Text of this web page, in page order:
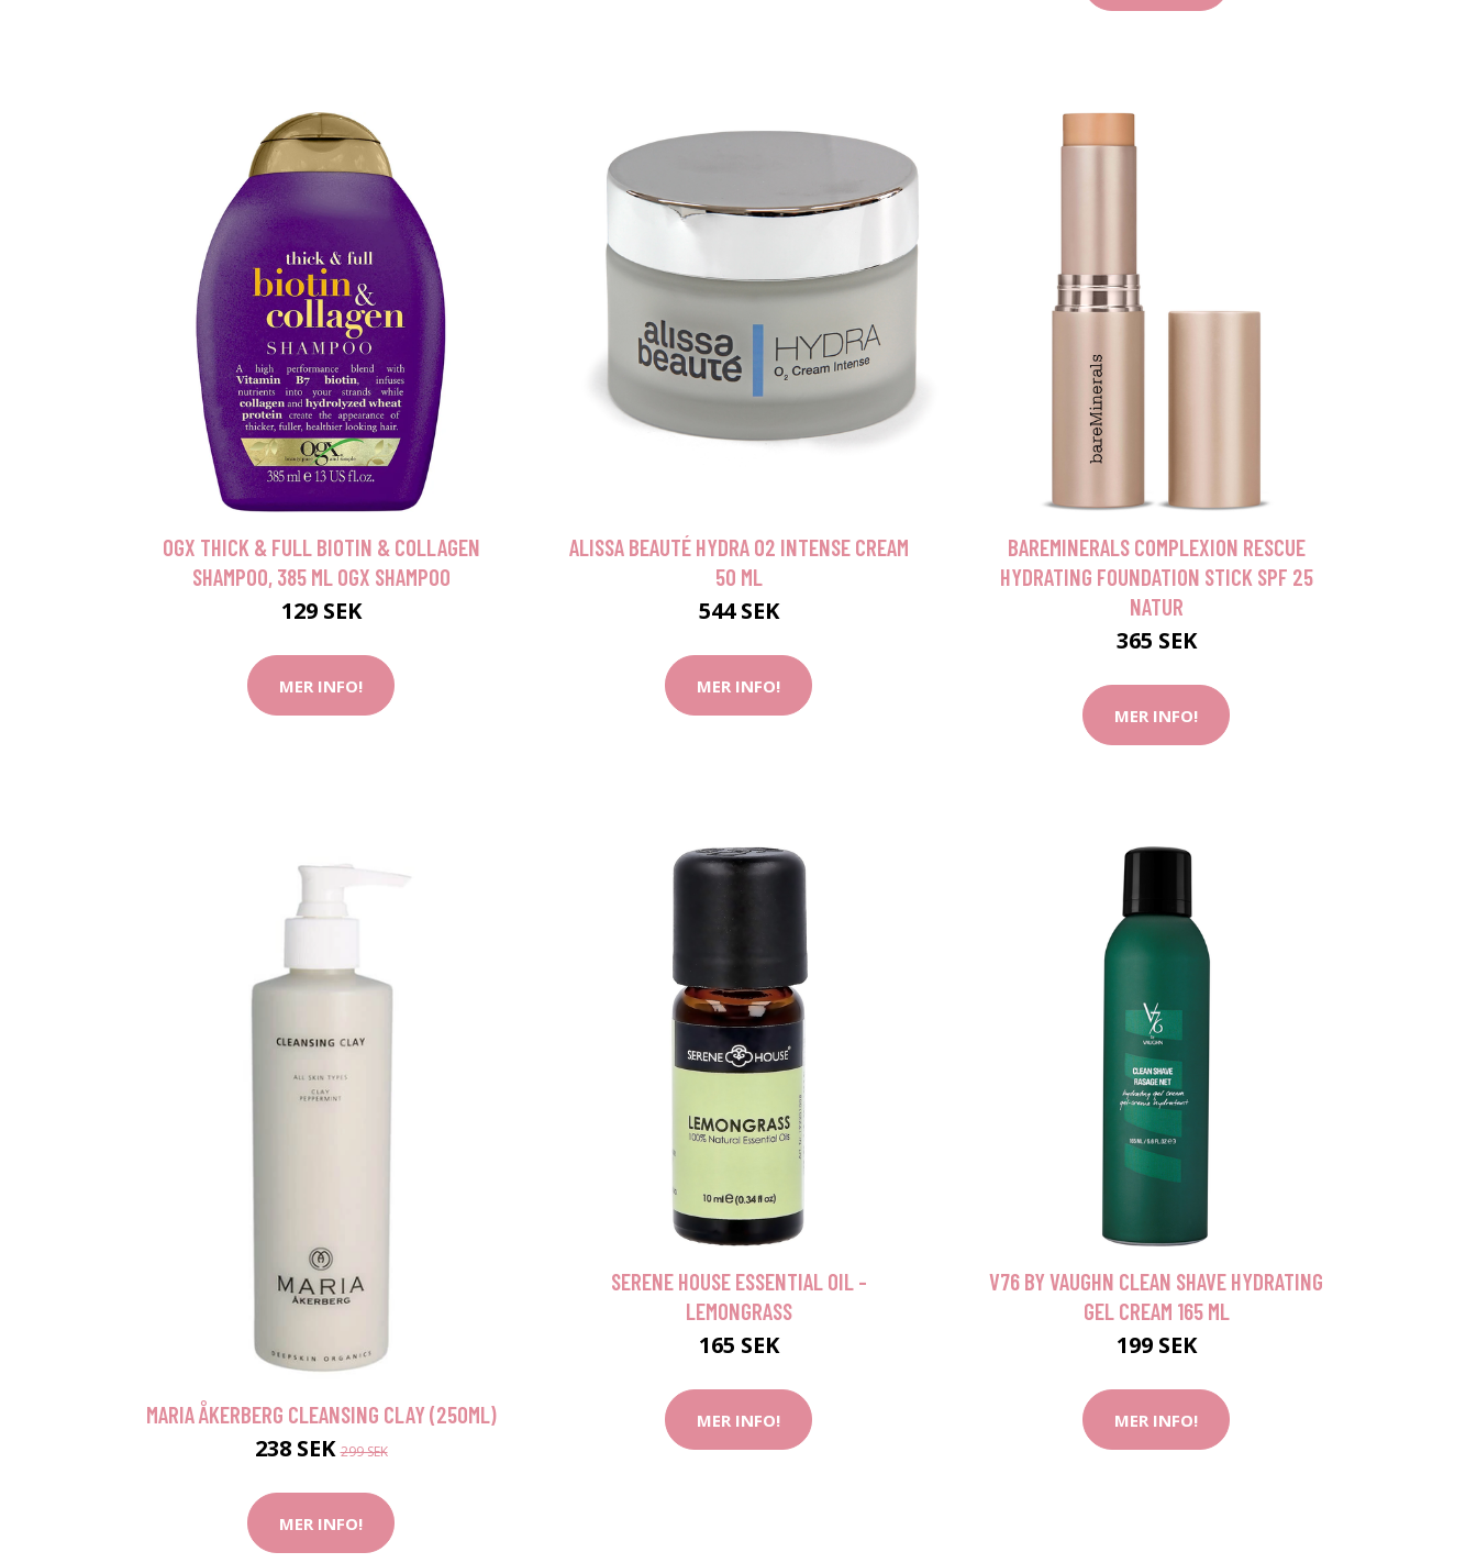
OGX THICK & FULL BIOTIN & COLLAGEN
SHAMPOO, 385 ML OGX SHAMPOO
129 SEK
MER INFO!
ALISSA BEAUTÉ HYDRA O2 INTENSE CREAM
50 ML
544 SEK
MER INFO!
BAREMINERALS COMPLEXION RESCUE
HYDRATING FOUNDATION STICK SPF 25
NATUR
365 SEK
MER INFO!
MARIA ÅKERBERG CLEANSING CLAY (250ML)
238 SEK299 SEK
MER INFO!
SERENE HOUSE ESSENTIAL OIL -
LEMONGRASS
165 SEK
MER INFO!
V76 BY VAUGHN CLEAN SHAVE HYDRATING
GEL CREAM 165 ML
199 SEK
MER INFO!